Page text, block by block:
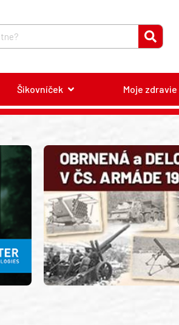
Šikovníček Moje zdravie